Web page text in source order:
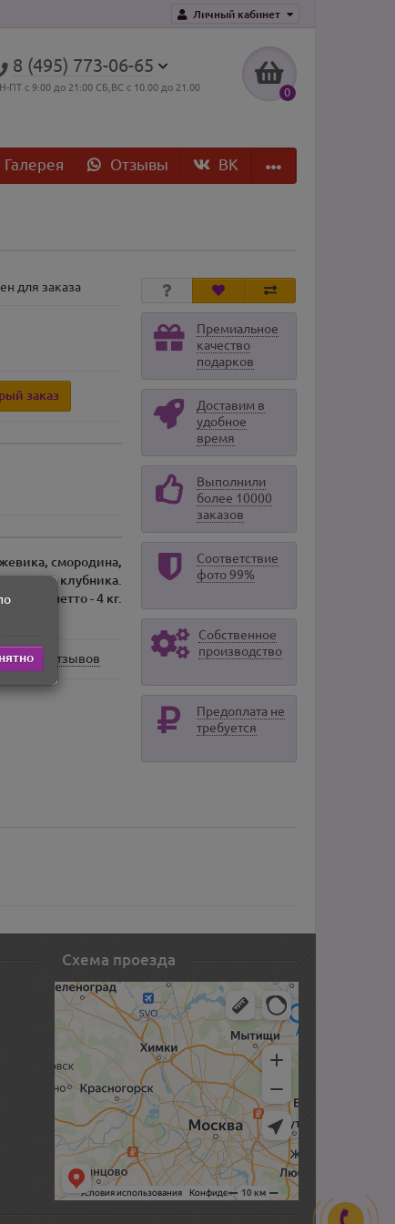
Личный кабинет
8 (495) 773-06-65
ПТ с 9:00 до 21:00 СБ,ВС с 10.00 до 21.00 0
Галерея Отзывы ВK
для заказа
заказ
смородина,
клубника.
Масса нетто - 4 кг.
0 отзывов
Премиальное
качество
подарков
Доставим в
удобное
время
Выполнили
более 10000
заказов
Соответствие
фото 99%
Собственное
производство
Предоплата не
требуется
Схема проезда